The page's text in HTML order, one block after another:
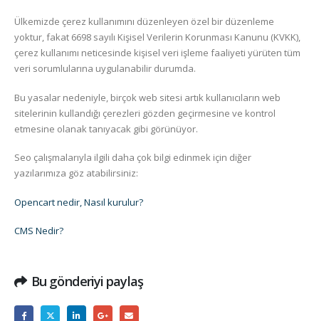
Ülkemizde çerez kullanımını düzenleyen özel bir düzenleme
yoktur, fakat 6698 sayılı Kişisel Verilerin Korunması Kanunu (KVKK),
çerez kullanımı neticesinde kişisel veri işleme faaliyeti yürüten tüm
veri sorumlularına uygulanabilir durumda.
Bu yasalar nedeniyle, birçok web sitesi artık kullanıcıların web
sitelerinin kullandığı çerezleri gözden geçirmesine ve kontrol
etmesine olanak tanıyacak gibi görünüyor.
Seo çalışmalarıyla ilgili daha çok bilgi edinmek için diğer
yazılarımıza göz atabilirsiniz:
Opencart nedir, Nasıl kurulur?
CMS Nedir?
Bu gönderiyi paylaş